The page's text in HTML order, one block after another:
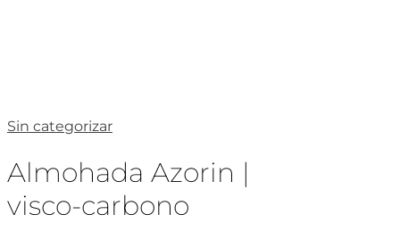
Sin categorizar
Almohada Azorin |
visco-carbono